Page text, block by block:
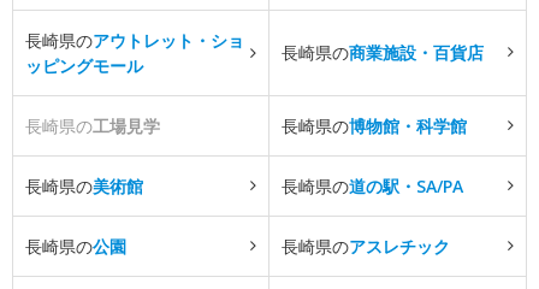
長崎県のアウトレット・ショ
ッピングモール
長崎県の商業施設・百貨店
長崎県の工場見学 長崎県の博物館・科学館
長崎県の美術館 長崎県の道の駅・SA/PA
長崎県の公園 長崎県のアスレチック